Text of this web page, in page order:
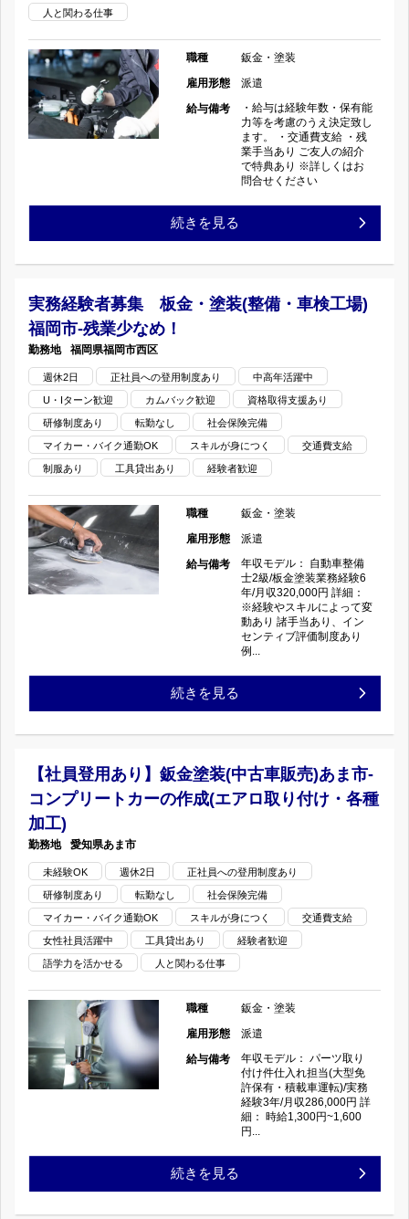
歓
わ
る
仕
事/
研
修
あ
り/
り/
費
日
休
み/
週
入
ー
ラ
ー/
収
入/
交
週
日/
賞
与
人と関わる仕事
職種
鈑金・塗装
雇用形態
派遣
給与備考
・給与は経験年数・保有能
力等を考慮のうえ決定致し
ます。 ・交通費支給 ・残
業手当あり ご友人の紹介
で特典あり ※詳しくはお
問合せください
【川
区
×
整
備
士】
国
ー/
年
間
休
120
以
上/
あ
続きを見る
実務経験者募集 板金・塗装(整備・車検工場)
福岡市-残業少なめ！
福岡県福岡市西区
週休2日 正社員への登用制度あり 中高年活躍中
U・Iターン歓迎 カムバック歓迎 資格取得支援あり
研修制度あり 転勤なし 社会保険完備
マイカー・バイク通勤OK スキルが身につく 交通費支給
制服あり 工具貸出あり 経験者歓迎
職種
鈑金・塗装
雇用形態
派遣
給与備考
年収モデル： 自動車整備
士2級/板金塗装業務経験6
年/月収320,000円 詳細：
※経験やスキルによって変
動あり 諸手当あり、イン
センティブ評価制度あり
例...
実
経
験
募
集
板
車
続きを見る
【社員登用あり】鈑金塗装(中古車販売)あま市-
コンプリートカーの作成(エアロ取り付け・各種
加工)
愛知県あま市
未経験OK 週休2日 正社員への登用制度あり
研修制度あり 転勤なし 社会保険完備
マイカー・バイク通勤OK スキルが身につく 交通費支給
女性社員活躍中 工具貸出あり 経験者歓迎
語学力を活かせる 人と関わる仕事
職種
鈑金・塗装
雇用形態
派遣
給与備考
年収モデル： パーツ取り
付け件仕入れ担当(大型免
許保有・積載車運転)/実務
経験3年/月収286,000円 詳
細： 時給1,300円~1,600
円...
【社
続きを見る